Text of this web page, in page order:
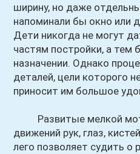
ширину, но даже
напоминали бы окно или
Дети никогда не могут
частям постройки, а тем
назначении. Однако
деталей, цели которого
приносит им большое
Развитые мелкой
движений рук, глаз,
лего позволяет судить о